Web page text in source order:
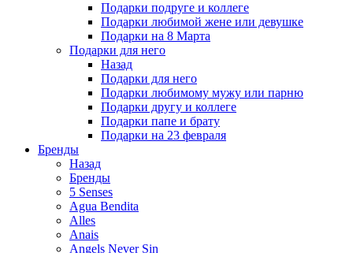
Подарки подруге и коллеге
Подарки любимой жене или девушке
Подарки на 8 Марта
Подарки для него
Назад
Подарки для него
Подарки любимому мужу или парню
Подарки другу и коллеге
Подарки папе и брату
Подарки на 23 февраля
Бренды
Назад
Бренды
5 Senses
Agua Bendita
Alles
Anais
Angels Never Sin